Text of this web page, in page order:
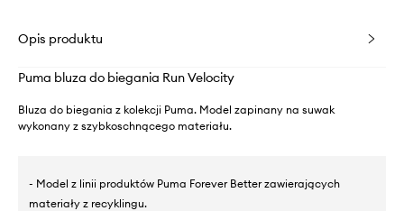
Opis produktu
Puma bluza do biegania Run Velocity
Bluza do biegania z kolekcji Puma. Model zapinany na suwak
wykonany z szybkoschnącego materiału.
- Model z linii produktów Puma Forever Better zawierających
materiały z recyklingu.